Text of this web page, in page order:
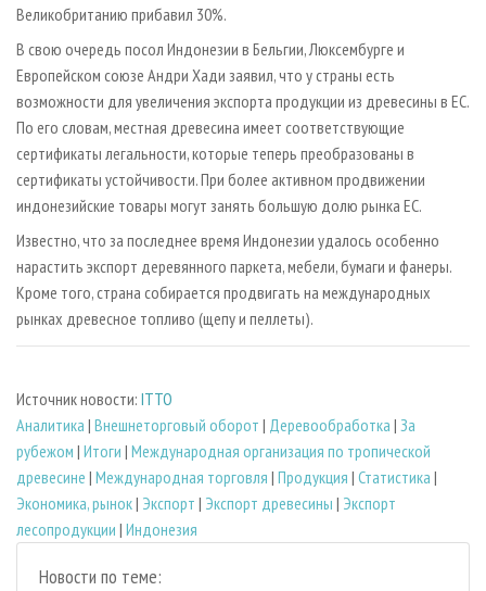
Великобританию прибавил 30%.
В свою очередь посол Индонезии в Бельгии, Люксембурге и
Европейском союзе Андри Хади заявил, что у страны есть
возможности для увеличения экспорта продукции из древесины в ЕС.
По его словам, местная древесина имеет соответствующие
сертификаты легальности, которые теперь преобразованы в
сертификаты устойчивости. При более активном продвижении
индонезийские товары могут занять большую долю рынка ЕС.
Известно, что за последнее время Индонезии удалось особенно
нарастить экспорт деревянного паркета, мебели, бумаги и фанеры.
Кроме того, страна собирается продвигать на международных
рынках древесное топливо (щепу и пеллеты).
Источник новости: ITTO
Аналитика | Внешнеторговый оборот | Деревообработка | За
рубежом | Итоги | Международная организация по тропической
древесине | Международная торговля | Продукция | Статистика |
Экономика, рынок| Экспорт | Экспорт древесины | Экспорт
лесопродукции | Индонезия
Новости по теме: